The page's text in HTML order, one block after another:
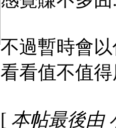
不過暫時會
看看值不值得
[ 本帖最後由